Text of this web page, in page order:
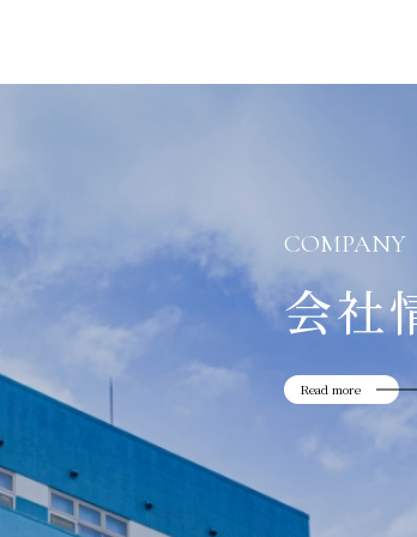
COMPANY
会社
Read more